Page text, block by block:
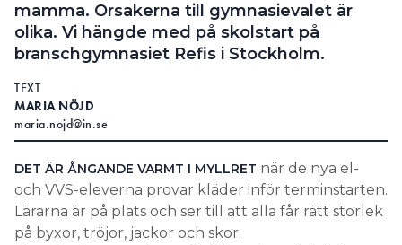
Annonsera
Läs E-tidningen
Om tidningen
Kontakt
Personuppgifter
Search for:
mamma. Orsakerna till gymnasievalet är
olika. Vi hängde med på skolstart på
branschgymnasiet Refis i Stockholm.
TEXT
MARIA NÖJD
maria.nojd@in.se
DET ÄR ÅNGANDE VARMT I MYLLRET när de nya el-
och VVS-eleverna provar kläder inför terminstarten.
Lärarna är på plats och ser till att alla får rätt storlek
på byxor, tröjor, jackor och skor.